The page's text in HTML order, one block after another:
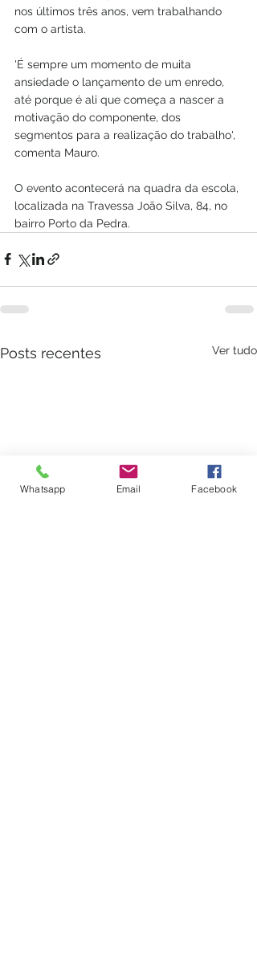
nos últimos três anos, vem trabalhando
com o artista.
'É sempre um momento de muita
ansiedade o lançamento de um enredo,
até porque é ali que começa a nascer a
motivação do componente, dos
segmentos para a realização do trabalho',
comenta Mauro.
O evento acontecerá na quadra da escola,
localizada na Travessa João Silva, 84, no
bairro Porto da Pedra.
Posts recentes Ver tudo
Whatsapp Email Facebook